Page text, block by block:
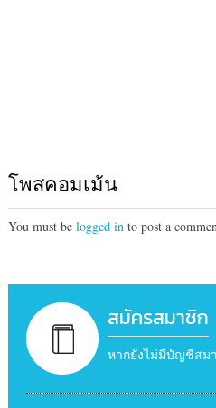
โพสคอมเม้น
You must be logged into post a
สมัครสมาชิก
หากยังไม่มีบัญชีสม